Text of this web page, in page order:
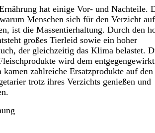
hat einige Vor- und Nachteile.
Menschen sich für den Verzicht auf
ist die Massentierhaltung. Durch den
großes Tierleid sowie ein hoher
der gleichzeitig das Klima belastet.
wird dem
kamen zahlreiche Ersatzprodukte auf den
trotz ihres Verzichts genießen und